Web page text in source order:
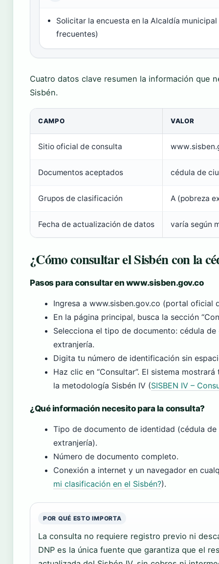
Solicitar la encuesta en la Alcaldía
frecuentes)
Cuatro datos clave resumen la información que
Sisbén.
CAMPO VALOR
Sitio oficial de consulta
Documentos aceptados cédula de
Grupos de clasificación A (pobreza
Fecha de actualización de datos varía según
¿Cómo consultar el Sisbén con la
Pasos para consultar en www.sisben.gov.co
Ingresa a www.sisben.gov.co (portal oficial
En la página principal, busca la sección
Selecciona el tipo de documento: cédula
extranjería.
Digita tu número de identificación sin
Haz clic en “Consultar”. El sistema
la metodología Sisbén IV (SISBEN IV –
¿Qué información necesito para la consulta?
Tipo de documento de identidad (cédula
extranjería).
Número de documento completo.
Conexión a internet y un navegador en
mi clasificación en el Sisbén?).
POR QUÉ ESTO IMPORTA
La consulta no requiere registro previo ni
DNP es la única fuente que garantiza que el